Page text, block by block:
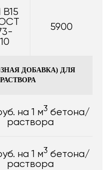
5900
ДОБАВКА) ДЛЯ
на 1 м3 бетона/
раствора
на 1 м3 бетона/
раствора